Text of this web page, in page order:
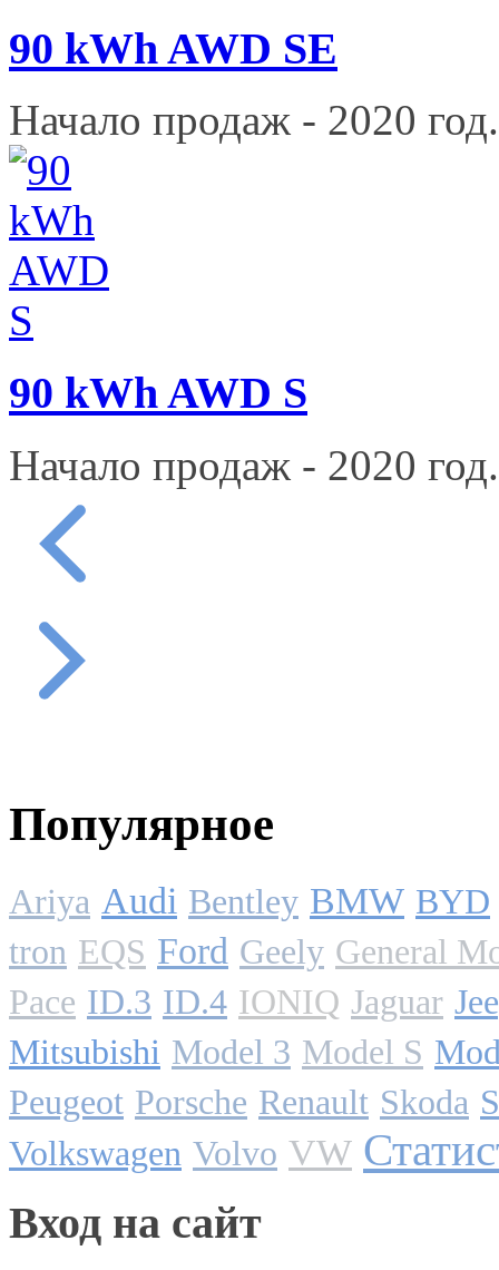
90 kWh AWD SE
Начало продаж - 2020
90 kWh AWD S
Начало продаж - 2020
Популярное
Ariya Audi Bentley BMW BYD
tron EQS Ford Geely General
Pace ID.3 ID.4 IONIQ Jaguar
Mitsubishi Model 3 Model S
Peugeot Porsche Renault Skoda
Volkswagen Volvo VW
Вход на сайт